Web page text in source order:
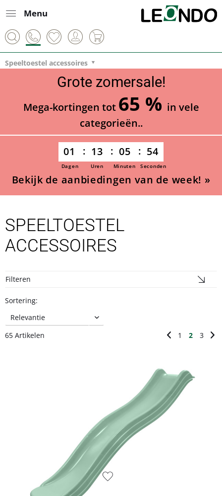
Menu
Speeltoestel accessoires
Grote zomersale!
Mega-kortingen tot 65 % in vele
categorieën..
01 13 05 53
Dagen Uren Minuten Seconden
Bekijk de aanbiedingen van de week! »
SPEELTOESTEL
ACCESSOIRES
Filteren
Sortering:
65 Artikelen 1 2 3